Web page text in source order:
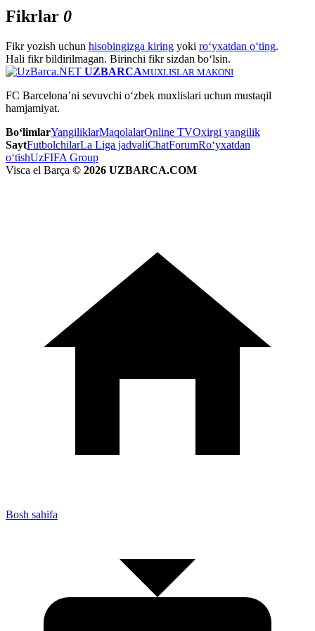
Fikrlar 0
Fikr yozish uchun hisobingizga kiring yoki ro‘yxatdan o‘ting.
Hali fikr bildirilmagan. Birinchi fikr sizdan bo‘lsin.
UZBARCAMUXLISLAR MAKONI
FC Barcelona’ni sevuvchi o‘zbek muxlislari uchun mustaqil
hamjamiyat.
Bo‘limlarYangiliklarMaqolalarOnline TVOxirgi yangilik
SaytFutbolchilarLa Liga jadvaliChatForumRo‘yxatdan
o‘tishUzFIFA Group
Visca el Barça © 2026 UZBARCA.COM
Bosh sahifa